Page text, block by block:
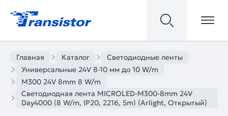
Главная Каталог
Светодиодные ленты
Универсальные 24V 8-10 мм до 10 W/m
M300 24V 8mm 8 W/m
Светодиодная лента MICROLED-M300-8mm 24V
Day4000 (8 W/m, IP20, 2216, 5m) (Arlight, Открытый)